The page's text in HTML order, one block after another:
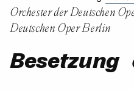
Orchester der Deutschen
Deutschen Oper Berlin
Besetzung